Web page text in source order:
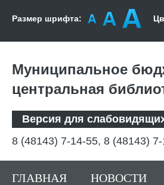
Размер шрифта:
Муниципальное
центральная
Версия для
8 (48143) 7-14-55, 8 (48143)
ГЛАВНАЯ НОВОСТИ